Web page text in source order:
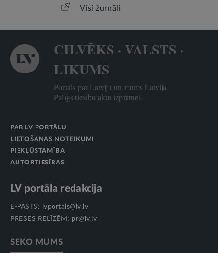
Visi žurnāli
CILVĒKS · VALSTS ·
LIKUMS
Portāls par Latviju un mums Latvijā.
Palīgs tiesību aktu izpratnei.
PAR LV PORTĀLU
LIETOŠANAS NOTEIKUMI
PIEKĻŪSTAMĪBA
AUTORTIESĪBAS
LV portāla redakcija
E-PASTS:
lvportals@lv.lv
PRESES RELĪZĒM: pr@lv.lv
SEKO MUMS